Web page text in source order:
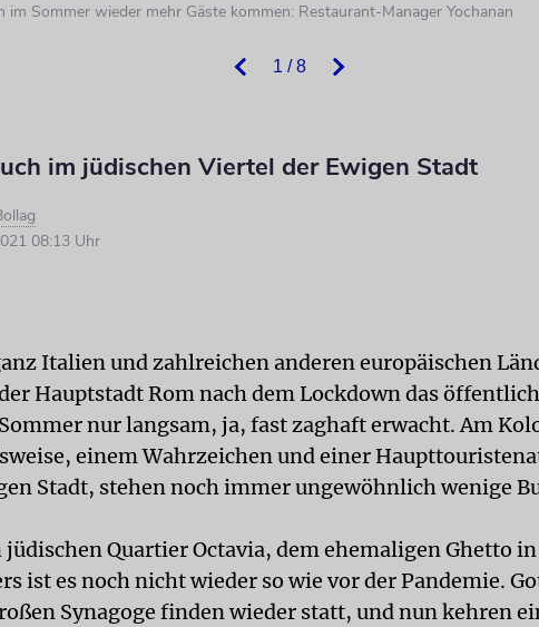
1 / 8
Sommer wieder mehr Gäste kommen: Restaurant-Manager Yochanan
im jüdischen Viertel der Ewigen Stadt
08:13 Uhr
Italien und zahlreichen anderen europäi­schen
Hauptstadt Rom nach dem Lockdown das
nur langsam, ja, fast zaghaft erwacht. Am
einem Wahrzeichen und einer
Stadt, stehen noch immer ungewöhnlich wenige
jüdischen Quartier Octavia, dem ehemaligen Ghetto in
ist es noch nicht wieder so wie vor der Pandemie.
Synagoge finden wieder statt, und nun kehren